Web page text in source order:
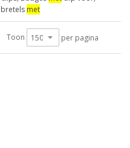
bretels met
Toon per pagina